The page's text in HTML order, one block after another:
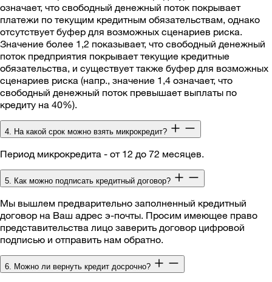
означает, что свободный денежный поток покрывает
платежи по текущим кредитным обязательствам, однако
отсутствует буфер для возможных сценариев риска.
Значение более 1,2 показывает, что свободный денежный
поток предприятия покрывает текущие кредитные
обязательства, и существует также буфер для возможных
сценариев риска (напр., значение 1,4 означает, что
свободный денежный поток превышает выплаты по
кредиту на 40%).
4. На какой срок можно взять микрокредит?
Период микрокредита - от 12 до 72 месяцев.
5. Как можно подписать кредитный договор?
Мы вышлем предварительно заполненный кредитный
договор на Ваш адрес э-почты. Просим имеющее право
представительства лицо заверить договор цифровой
подписью и отправить нам обратно.
6. Можно ли вернуть кредит досрочно?